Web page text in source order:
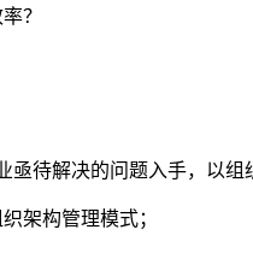
？
待解决的问题入手，以
架构管理模式；